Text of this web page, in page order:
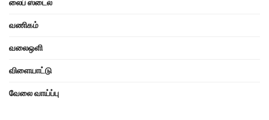
லைப் ஸ்டைல்
வணிகம்
வலைஒளி
விளையாட்டு
வேலை வாய்ப்பு